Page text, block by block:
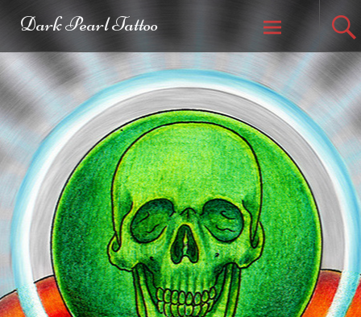
Dark Pearl Tattoo
Weiter zum
Inhalt